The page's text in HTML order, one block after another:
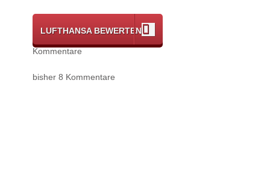
LUFTHANSA BEWERTEN
Kommentare
bisher 8 Kommentare